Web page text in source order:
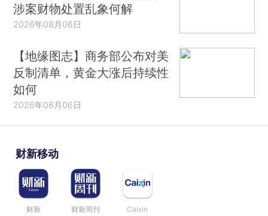
涉案财物处置乱象何解
2026年08月06日
【地缘图志】商务部公布对美
反制清单，黄金大涨后持续性
如何
2026年08月06日
财新移动
财新 财新周刊 Caixin